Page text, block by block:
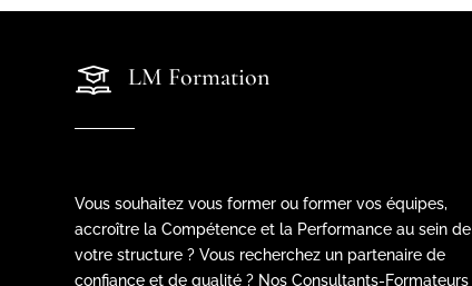
LM Formation
Vous souhaitez vous former ou former vos équipes,
accroître la Compétence et la Performance au sein de
votre structure ? Vous recherchez un partenaire de
confiance et de qualité ? Nos Consultants-Formateurs